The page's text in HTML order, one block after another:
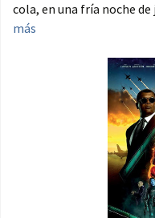
cola, en una fría noche de
más